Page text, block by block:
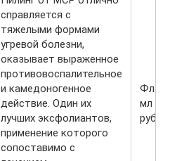
справляется с
тяжелыми формами
угревой болезни,
оказывает выраженное
противовоспалительное
и камедоногенное
действие. Один их
лучших эксфолиантов,
применение которого
сопоставимо с
мл —
руб.